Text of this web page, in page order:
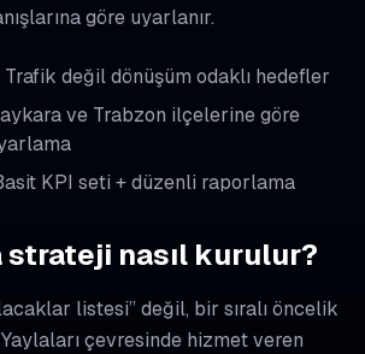
göre uyarlanır.
Trafik değil dönüşüm odaklı hedefler
ve Trabzon ilçelerine göre
KPI seti + düzenli raporlama
strateji nasıl kurulur?
listesi” değil, bir sıralı öncelik
Yaylaları çevresinde hizmet veren